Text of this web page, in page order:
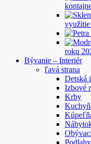
využitie
roku
Bývanie – Interiér
ľavá strana
Detská
Izbové
Krby